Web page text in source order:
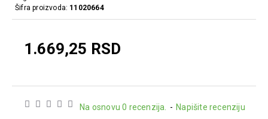
Na osnovu 0 recenzija. - Napišite recenziju
1.669,25 RSD
Šifra proizvoda: 11020664